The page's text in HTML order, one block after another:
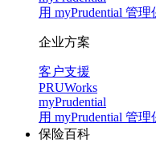
用 myPrudential 管理
企业方案
客户支援
PRUWorks
myPrudential
用 myPrudential 管理
保险百科